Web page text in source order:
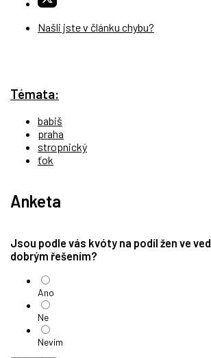
Našli jste v článku chybu?
Témata:
babiš
praha
stropnický
ťok
Anketa
Jsou podle vás kvóty na podíl žen ve
dobrým řešením?
Ano
Ne
Nevím